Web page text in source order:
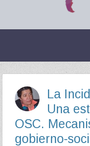
La
Una
OSC.
gobierno-